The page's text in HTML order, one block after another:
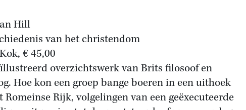
Hill
van het christendom
€ 45,00
overzichtswerk van Brits filosoof en
Hoe kon een groep bange boeren in een uithoek
Romeinse Rijk, volgelingen van een geëxecuteerde